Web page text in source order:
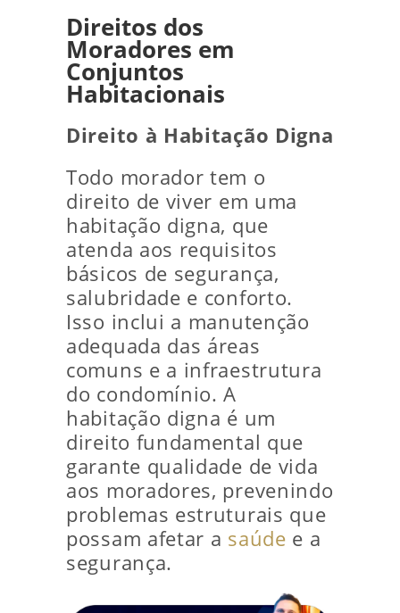
Direitos dos
Moradores em
Conjuntos
Habitacionais
Direito à Habitação Digna
Todo morador tem o
direito de viver em uma
habitação digna, que
atenda aos requisitos
básicos de segurança,
salubridade e conforto.
Isso inclui a manutenção
adequada das áreas
comuns e a infraestrutura
do condomínio. A
habitação digna é um
direito fundamental que
garante qualidade de vida
aos moradores, prevenindo
problemas estruturais que
possam afetar a saúde e a
segurança.